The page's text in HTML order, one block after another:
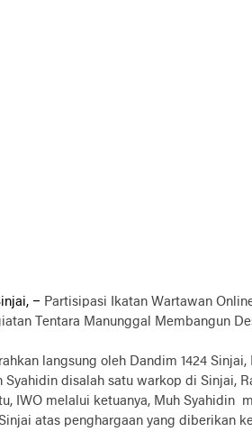
– Partisipasi Ikatan Wartawan
Tentara Manunggal Membangun
langsung oleh Dandim 1424
Syahidin disalah satu warkop di Sinjai,
IWO melalui ketuanya, Muh Syahidin
atas penghargaan yang diberikan